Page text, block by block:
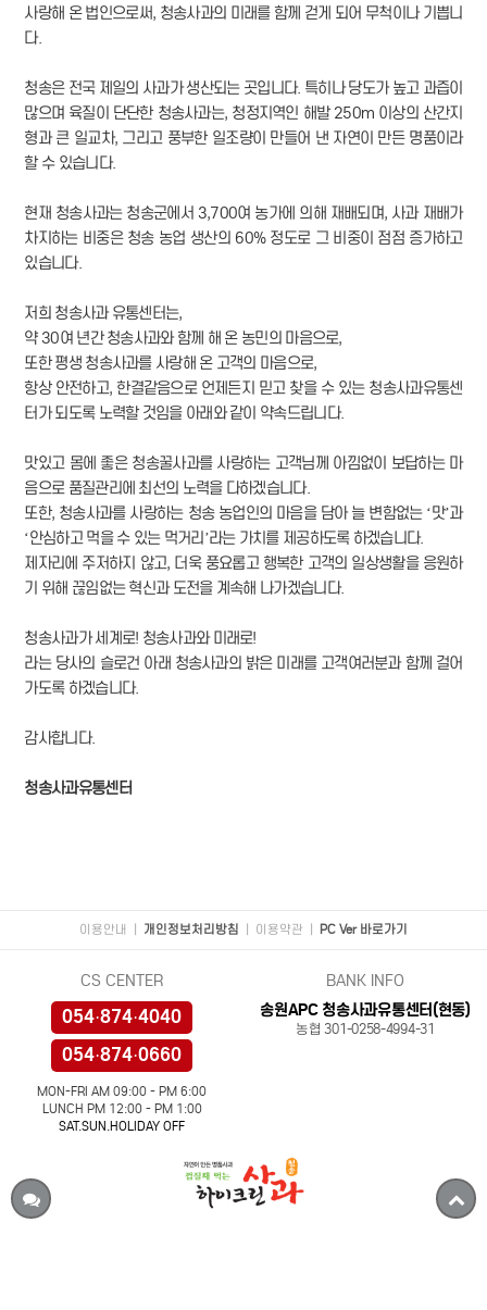
사랑해 온 법인으로써, 청송사과의 미래를 함께 걷게 되어 무척이나 기쁩니
다.
청송은 전국 제일의 사과가 생산되는 곳입니다. 특히나 당도가 높고 과즙이
많으며 육질이 단단한 청송사과는, 청정지역인 해발 250m 이상의 산간지
형과 큰 일교차, 그리고 풍부한 일조량이 만들어 낸 자연이 만든 명품이라
할 수 있습니다.
현재 청송사과는 청송군에서 3,700여 농가에 의해 재배되며, 사과 재배가
차지하는 비중은 청송 농업 생산의 60% 정도로 그 비중이 점점 증가하고
있습니다.
저희 청송사과 유통센터는,
약 30여 년간 청송사과와 함께 해 온 농민의 마음으로,
또한 평생 청송사과를 사랑해 온 고객의 마음으로,
항상 안전하고, 한결같음으로 언제든지 믿고 찾을 수 있는 청송사과유통센
터가 되도록 노력할 것임을 아래와 같이 약속드립니다.
맛있고 몸에 좋은 청송꿀사과를 사랑하는 고객님께 아낌없이 보답하는 마
음으로 품질관리에 최선의 노력을 다하겠습니다.
또한, 청송사과를 사랑하는 청송 농업인의 마음을 담아 늘 변함없는 ‘맛’과
‘안심하고 먹을 수 있는 먹거리’라는 가치를 제공하도록 하겠습니다.
제자리에 주저하지 않고, 더욱 풍요롭고 행복한 고객의 일상생활을 응원하
기 위해 끊임없는 혁신과 도전을 계속해 나가겠습니다.
청송사과가 세계로! 청송사과와 미래로!
라는 당사의 슬로건 아래 청송사과의 밝은 미래를 고객여러분과 함께 걸어
가도록 하겠습니다.
감사합니다.
청송사과유통센터
이용안내 개인정보처리방침 이용약관 PC Ver 바로가기
CS CENTER
054·874·4040
054·874·0660
MON-FRI AM 09:00 - PM 6:00
LUNCH PM 12:00 - PM 1:00
SAT.SUN.HOLIDAY OFF
BANK INFO
송원APC 청송사과유통센터(현동)
농협 301-0258-4994-31